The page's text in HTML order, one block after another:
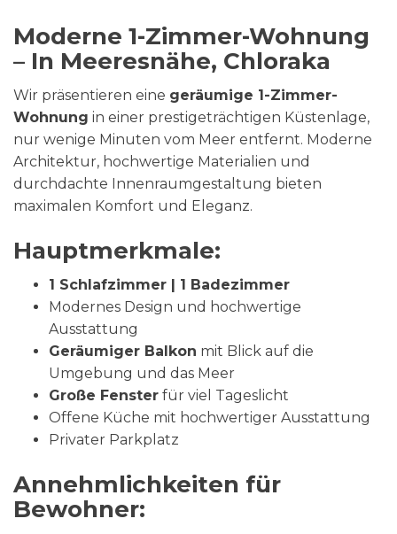
Moderne 1-Zimmer-Wohnung
– In Meeresnähe, Chloraka
Wir präsentieren eine geräumige 1-Zimmer-
Wohnung in einer prestigeträchtigen Küstenlage,
nur wenige Minuten vom Meer entfernt. Moderne
Architektur, hochwertige Materialien und
durchdachte Innenraumgestaltung bieten
maximalen Komfort und Eleganz.
Hauptmerkmale:
1 Schlafzimmer | 1 Badezimmer
Modernes Design und hochwertige
Ausstattung
Geräumiger Balkon mit Blick auf die
Umgebung und das Meer
Große Fenster für viel Tageslicht
Offene Küche mit hochwertiger Ausstattung
Privater Parkplatz
Annehmlichkeiten für
Bewohner: